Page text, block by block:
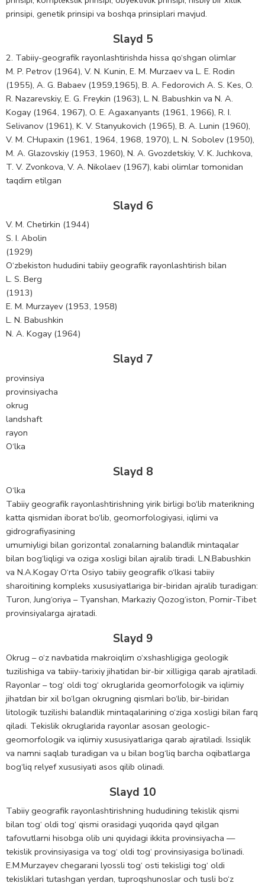
prinsipi, genetik prinsipi va boshqa prinsiplari mavjud.
Slayd 5
2. Tabiiy-geografik rayonlashtirishda hissa qo‘shgan olimlar
M. P. Pеtrov (1964), V. N. Kunin, E. M. Murzaеv va L. Е. Rodin
(1955), A. G. Babaеv (1959,1965), B. A. Fеdorovich A. S. Kеs, O.
R. Nazarеvskiy, E. G. Frеykin (1963), L. N. Babushkin va N. A.
Kogay (1964, 1967), O. Е. Agaxanyants (1961, 1966), R. I.
Sеlivanov (1961), K. V. Stanyukovich (1965), B. A. Lunin (1960),
V. M. CHupaxin (1961, 1964, 1968, 1970), L. N. Sobolеv (1950),
M. A. Glazovskiy (1953, 1960), N. A. Gvozdеtskiy, V. K. Juchkova,
T. V. Zvonkova, V. A. Nikolaеv (1967), kabi olimlar tomonidan
taqdim etilgan
Slayd 6
V. M. Chetirkin (1944)
S. I. Abolin
(1929)
O‘zbekiston hududini tabiiy geografik rayonlashtirish bilan
L. S. Berg
(1913)
E. M. Murzayev (1953, 1958)
L. N. Babushkin
N. A. Kogay (1964)
Slayd 7
provinsiya
provinsiyacha
okrug
landshaft
rayon
O‘lka
Slayd 8
O‘lka
Tabiiy geografik rayonlashtirishning yirik birligi bo‘lib materikning
katta qismidan iborat bo‘lib, geomorfologiyasi, iqlimi va
gidrografiyasining
umumiyligi bilan gorizontal zonalarning balandlik mintaqalar
bilan bog‘liqligi va oziga xosligi bilan ajralib tiradi. L.N.Babushkin
va N.A.Kogay O‘rta Osiyo tabiiy geografik o‘lkasi tabiiy
sharoitining kompleks xususiyatlariga bir-biridan ajralib turadigan:
Turon, Jung‘oriya – Tyanshan, Markaziy Qozog‘iston, Pomir-Tibet
provinsiyalarga ajratadi.
Slayd 9
Okrug – o‘z navbatida makroiqlim o‘xshashligiga geologik
tuzilishiga va tabiiy-tarixiy jihatidan bir-bir xilligiga qarab ajratiladi.
Rayonlar – tog‘ oldi tog‘ okruglarida geomorfologik va iqlimiy
jihatdan bir xil bo‘lgan okrugning qismlari bo‘lib, bir-biridan
litologik tuzilishi balandlik mintaqalarining o‘ziga xosligi bilan farq
qiladi. Tekislik okruglarida rayonlar asosan geologic-
geomorfologik va iqlimiy xususiyatlariga qarab ajratiladi. Issiqlik
va namni saqlab turadigan va u bilan bog‘liq barcha oqibatlarga
bog‘liq relyef xususiyati asos qilib olinadi.
Slayd 10
Tabiiy geografik rayonlashtirishning hududining tekislik qismi
bilan tog‘ oldi tog‘ qismi orasidagi yuqorida qayd qilgan
tafovutlarni hisobga olib uni quyidagi ikkita provinsiyacha —
tekislik provinsiyasiga va tog‘ oldi tog‘ provinsiyasiga bo‘linadi.
E.M.Murzayev chegarani lyossli tog‘ osti tekisligi tog‘ oldi
tekisliklari tutashgan yerdan, tuproqshunoslar och tusli bo‘z